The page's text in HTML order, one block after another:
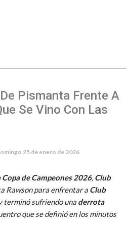
Pismanta Frente A
Se Vino Con Las
25 de enero de 2026
Copa de Campeones 2026, Club
Rawson para enfrentar a Club
terminó sufriendo una derrota
que se definió en los minutos